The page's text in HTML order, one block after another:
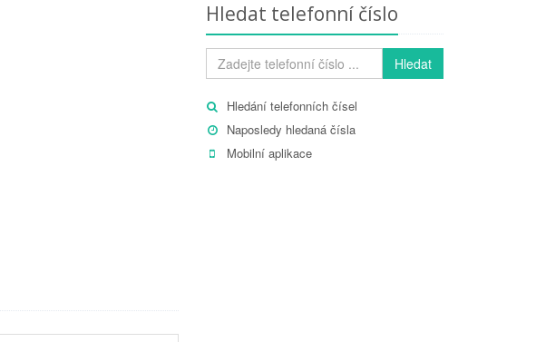
Hledat telefonní číslo
Hledat
Hledání telefonních čísel
Naposledy hledaná čísla
Mobilní aplikace